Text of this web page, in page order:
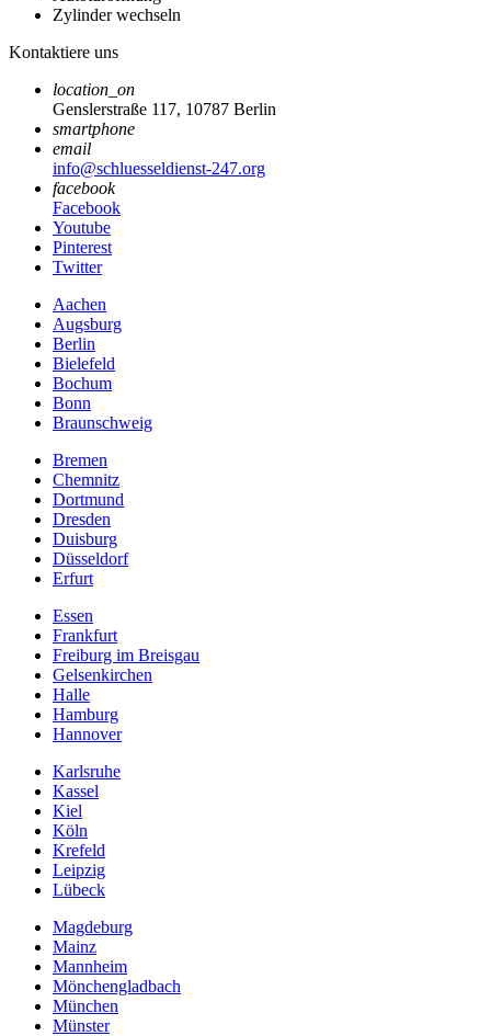
Zylinder wechseln
Kontaktiere uns
location_on
Genslerstraße 117, 10787 Berlin
smartphone
email
info@schluesseldienst-247.org
facebook
Facebook
Youtube
Pinterest
Twitter
Aachen
Augsburg
Berlin
Bielefeld
Bochum
Bonn
Braunschweig
Bremen
Chemnitz
Dortmund
Dresden
Duisburg
Düsseldorf
Erfurt
Essen
Frankfurt
Freiburg im Breisgau
Gelsenkirchen
Halle
Hamburg
Hannover
Karlsruhe
Kassel
Kiel
Köln
Krefeld
Leipzig
Lübeck
Magdeburg
Mainz
Mannheim
Mönchengladbach
München
Münster